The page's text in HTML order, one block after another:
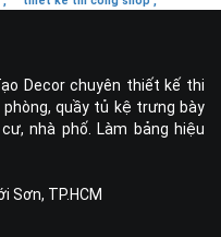
Decor chuyên thiết kế thi
quầy tủ kệ trưng bày
nhà phố. Làm bảng hiệu
Sơn, TP.HCM